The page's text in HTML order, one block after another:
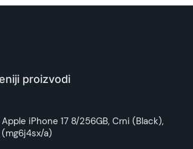
proizvodi
Apple iPhone 17 8/256GB, Crni (Black),
(mg6j4sx/a)